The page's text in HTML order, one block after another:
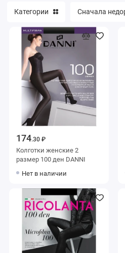
Категории
174.30 ₽
Колготки женские 2
размер 100 ден DANNI
Нет в наличии